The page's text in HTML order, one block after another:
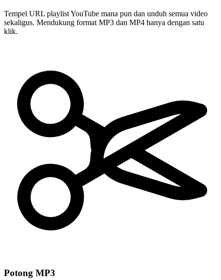
Tempel URL playlist YouTube mana pun dan unduh semua video
sekaligus. Mendukung format MP3 dan MP4 hanya dengan satu
klik.
Potong MP3